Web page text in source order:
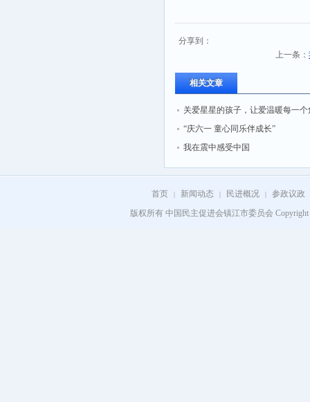
分享到：
上一条：
相关文章
关爱星星的孩子，让爱温暖每一个
“庆六一 童心同乐伴成长”
我在震中感受中国
首页 | 新闻动态 | 民进概况 |
参政议政
版权所有 中国民主促进会镇江市委员会 Copyright